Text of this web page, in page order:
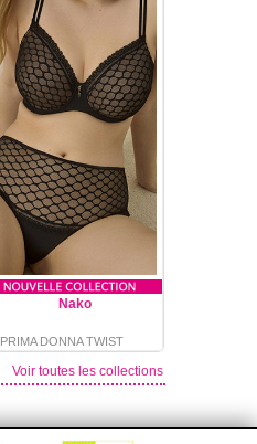
Nako
PRIMA DONNA TWIST
Voir toutes les collections